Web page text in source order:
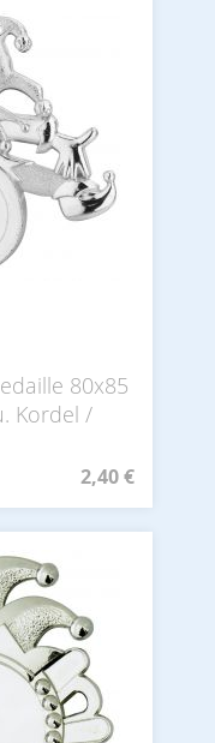
80x85
Kordel /
2,40 €